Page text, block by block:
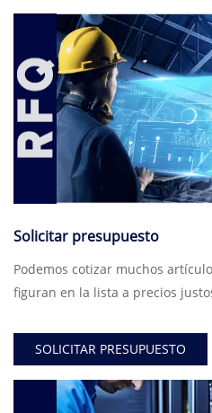
Solicitar presupuesto
Podemos cotizar muchos
figuran en la lista a precios
SOLICITAR PRESUPUESTO